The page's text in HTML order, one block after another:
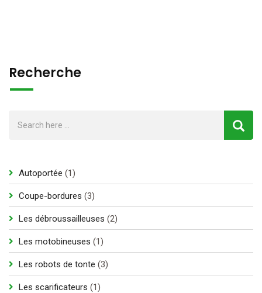
Recherche
Autoportée 11
Coupe-bordures 33
Les débroussailleuses 22
Les motobineuses 11
Les robots de tonte 33
Les scarificateurs 11